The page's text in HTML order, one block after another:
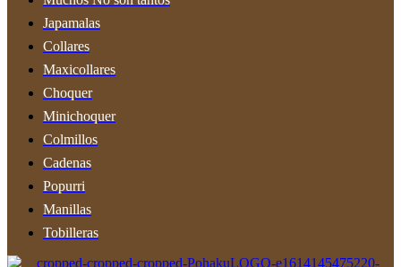
Japamalas
Collares
Maxicollares
Choquer
Minichoquer
Colmillos
Cadenas
Popurri
Manillas
Tobilleras